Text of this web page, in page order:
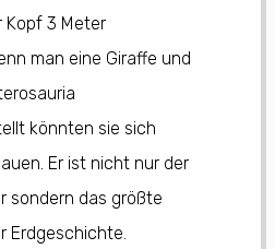
Kopf 3 Meter
man eine Giraffe und
könnten sie sich
Er ist nicht nur der
sondern das größte
Erdgeschichte.